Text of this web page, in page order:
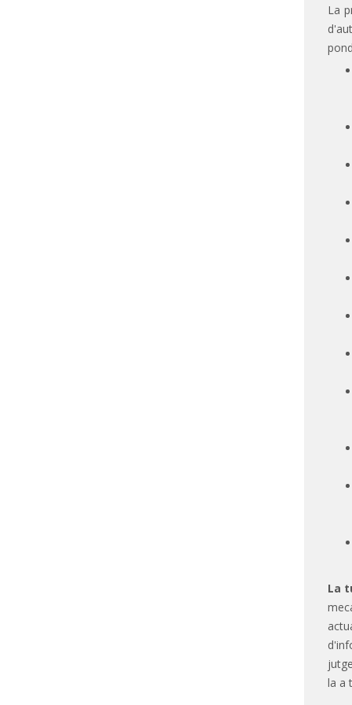
La
La
la a